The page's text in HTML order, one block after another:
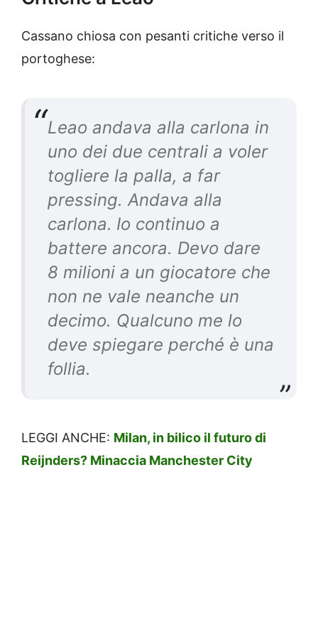
Cassano chiosa con pesanti critiche verso il
portoghese:
Leao andava alla carlona in
uno dei due centrali a voler
togliere la palla, a far
pressing. Andava alla
carlona. Io continuo a
battere ancora. Devo dare
8 milioni a un giocatore che
non ne vale neanche un
decimo. Qualcuno me lo
deve spiegare perché è una
follia.
LEGGI ANCHE: Milan, in bilico il futuro di
Reijnders? Minaccia Manchester City